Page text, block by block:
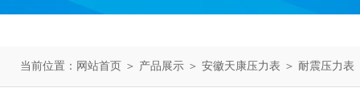
当前位置： 网站首页 ＞ 产品展示 ＞ 安徽天康压力表 ＞ 耐震压力表